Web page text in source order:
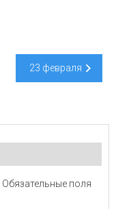
23 февраля
Обязательные поля